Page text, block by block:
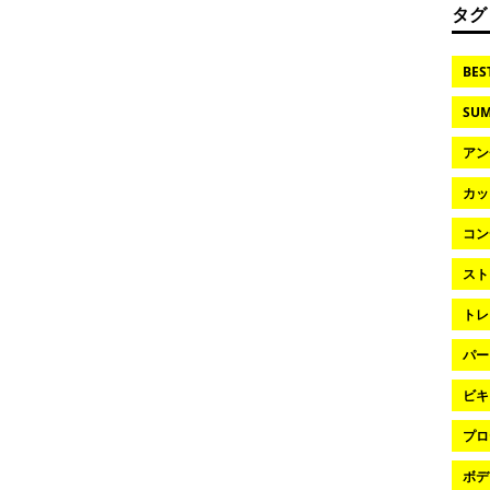
タグ
ア
カ
コ
ス
ト
パ
ビ
プ
ボ